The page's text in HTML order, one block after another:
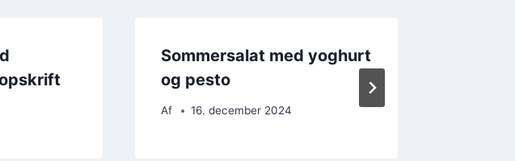
Sommersalat med yoghurt
og pesto
Af 16. december 2024